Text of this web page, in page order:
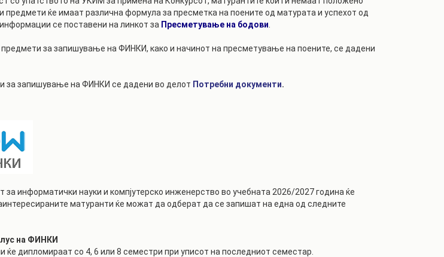
предмети ќе имаат различна формула за пресметка на поените од матурата и успехот од
се поставени на линкот за Пресметување на бодови
предмети за запишување на ФИНКИ, како и начинот на пресметување на поените, се дадени
за запишување на ФИНКИ се дадени во делот Потребни документи.
за информатички науки и компјутерско инженерство во учебната 2026/2027 година ќе
матуранти ќе можат да одберат да се запишат на една од следните
на ФИНКИ
ќе дипломираат со 4, 6 или 8 семестри при уписот на последниот семестар.